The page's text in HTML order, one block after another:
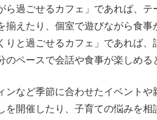
ら過ごせるカフェ」であれば、
揃えたり、個室で遊びながら食
りと過ごせるカフェ」であれば、
ペースで会話や食事が楽しめる
ンなど季節に合わせたイベント
を開催したり、子育ての悩みを